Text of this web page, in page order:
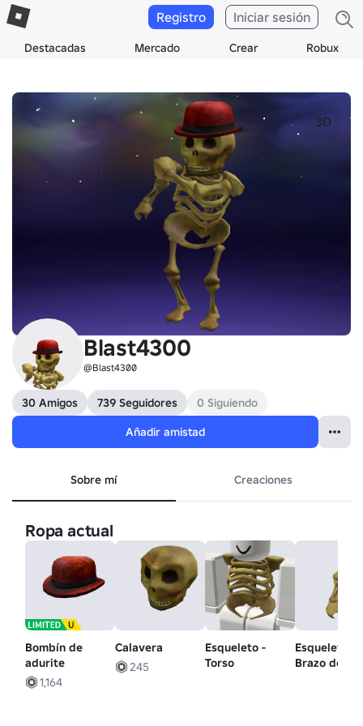
Destacadas Mercado Crear Robux
Registro Iniciar sesión
3D
Blast4300
@Blast4300
30 Amigos 739 Seguidores
0 Siguiendo
Añadir amistad
Sobre mí Creaciones
Ropa actual
Bombín de
adurite
1,164
Calavera
245
Esqueleto -
Torso
Esqueleto -
Brazo